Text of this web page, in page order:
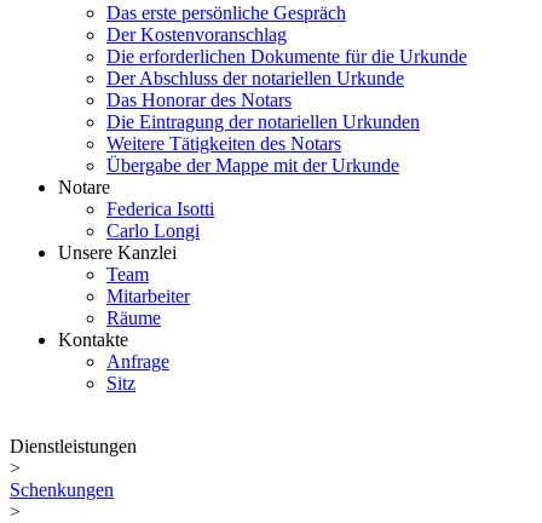
Das erste persönliche Gespräch
Der Kostenvoranschlag
Die erforderlichen Dokumente für die Urkunde
Der Abschluss der notariellen Urkunde
Das Honorar des Notars
Die Eintragung der notariellen Urkunden
Weitere Tätigkeiten des Notars
Übergabe der Mappe mit der Urkunde
Notare
Federica Isotti
Carlo Longi
Unsere Kanzlei
Team
Mitarbeiter
Räume
Kontakte
Anfrage
Sitz
Dienstleistungen
>
Schenkungen
>